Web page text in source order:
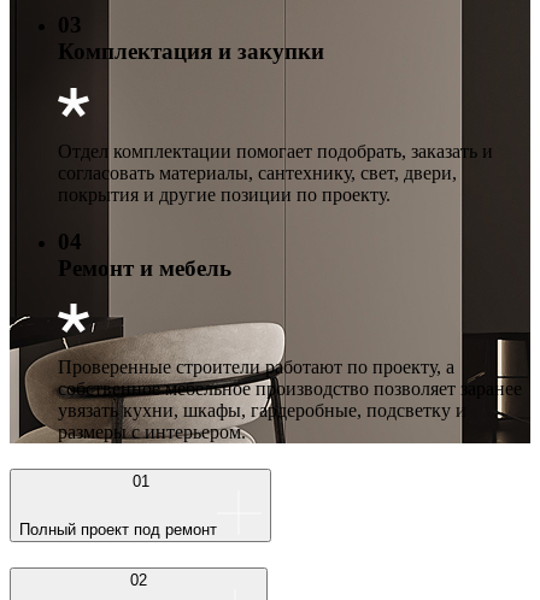
03
Комплектация и закупки
Отдел комплектации помогает подобрать, заказать и
согласовать материалы, сантехнику, свет, двери,
покрытия и другие позиции по проекту.
04
Ремонт и мебель
Проверенные строители работают по проекту, а
собственное мебельное производство позволяет заранее
увязать кухни, шкафы, гардеробные, подсветку и
размеры с интерьером.
01
Полный проект под ремонт
02